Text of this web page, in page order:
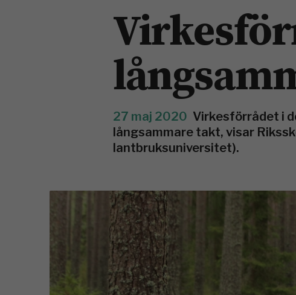
27 maj 2020 Virkesförrådet i
långsammare takt, visar
lantbruksuniversitet).